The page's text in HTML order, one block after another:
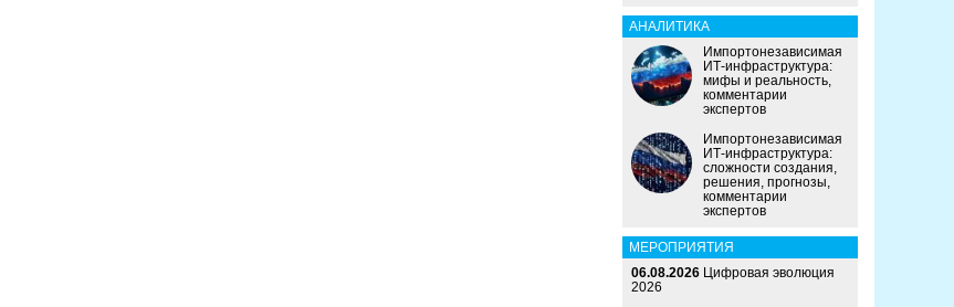
АНАЛИТИКА
Импортонезависимая
ИТ-инфраструктура:
мифы и реальность,
комментарии
экспертов
Импортонезависимая
ИТ-инфраструктура:
сложности создания,
решения, прогнозы,
комментарии
экспертов
МЕРОПРИЯТИЯ
06.08.2026 Цифровая эволюция
2026